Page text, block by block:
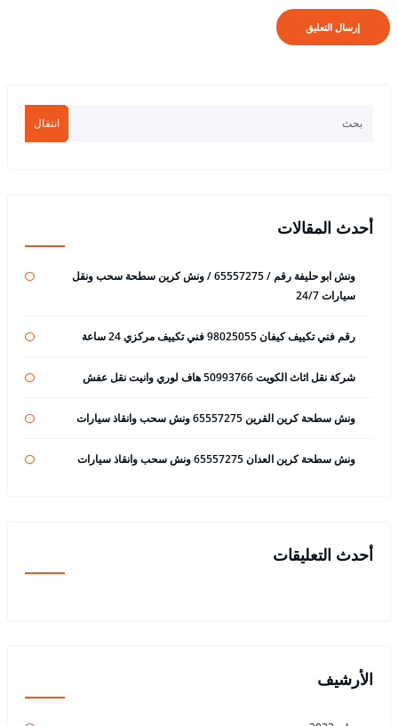
انتقال
أحدث المقالات
ونش ابو حليفة رقم / 65557275 / ونش كرين سطحة سحب ونقل
سيارات 24/7
رقم فني تكييف كيفان 98025055 فني تكييف مركزي 24 ساعة
شركة نقل اثاث الكويت 50993766 هاف لوري وانيت نقل عفش
ونش سطحة كرين القرين 65557275 ونش سحب وانقاذ سيارات
ونش سطحة كرين العدان 65557275 ونش سحب وانقاذ سيارات
أحدث التعليقات
الأرشيف